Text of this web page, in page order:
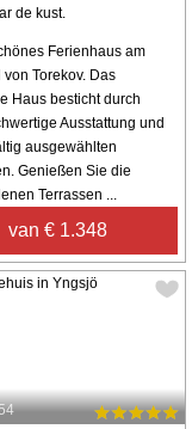
de kust.
Ferienhaus am
von Torekov. Das
Haus besticht durch
Ausstattung und
ausgewählten
Genießen Sie die
Terrassen ...
van € 1.348